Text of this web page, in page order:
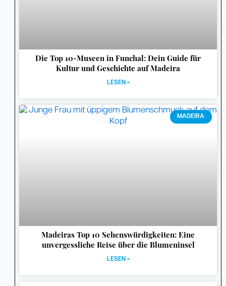
Die Top 10-Museen in Funchal: Dein Guide für
Kultur und Geschichte auf Madeira
LESEN »
MADEIRA
Madeiras Top 10 Sehenswürdigkeiten: Eine
unvergessliche Reise über die Blumeninsel
LESEN »